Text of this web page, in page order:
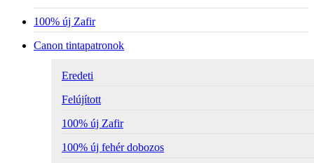
100% új Zafir
Canon tintapatronok
Eredeti
Felújított
100% új Zafir
100% új fehér dobozos